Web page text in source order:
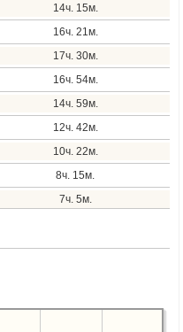
14ч. 15м.
16ч. 21м.
17ч. 30м.
16ч. 54м.
14ч. 59м.
12ч. 42м.
10ч. 22м.
8ч. 15м.
7ч. 5м.